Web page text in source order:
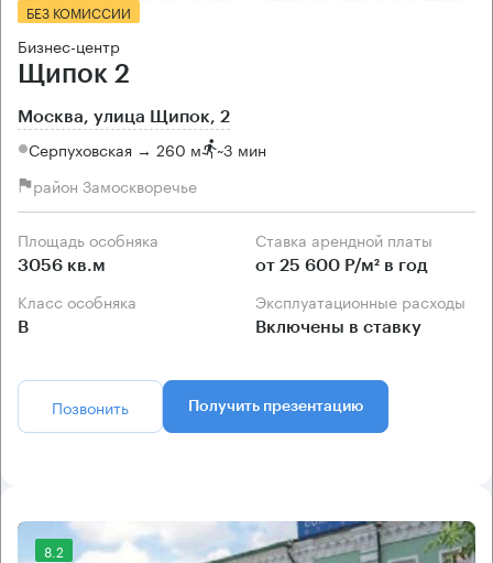
БЕЗ КОМИССИИ
Бизнес-центр
Щипок 2
Москва, улица Щипок, 2
Серпуховская → 260 м ~3 мин
район Замоскворечье
Площадь особняка
3056 кв.м
Ставка арендной платы
от 25 600 Р/м² в год
Класс особняка
B
Эксплуатационные расходы
Включены в ставку
Позвонить Получить презентацию
8.2